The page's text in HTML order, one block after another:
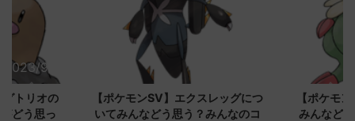
2023/9/8
トリオの
どう思っ
【ポケモンSV】エクスレッグにつ
いてみんなどう思う？みんなのコ
【ポケモ
みんなど